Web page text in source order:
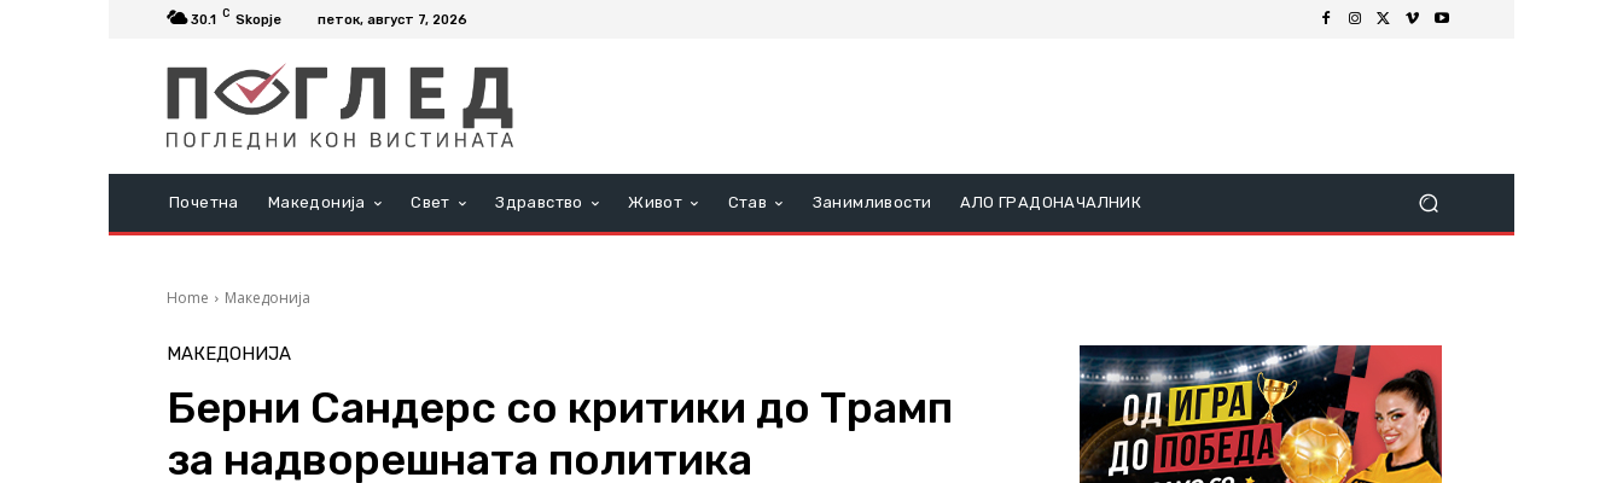
30.1 C Skopje петок, август 7, 2026
Почетна Македонија Свет Здравство Живот Став Занимливости АЛО ГРАДОНАЧАЛНИК
Home Македонија
МАКЕДОНИЈА
Берни Сандерс со критики до Трамп
за надворешната политика